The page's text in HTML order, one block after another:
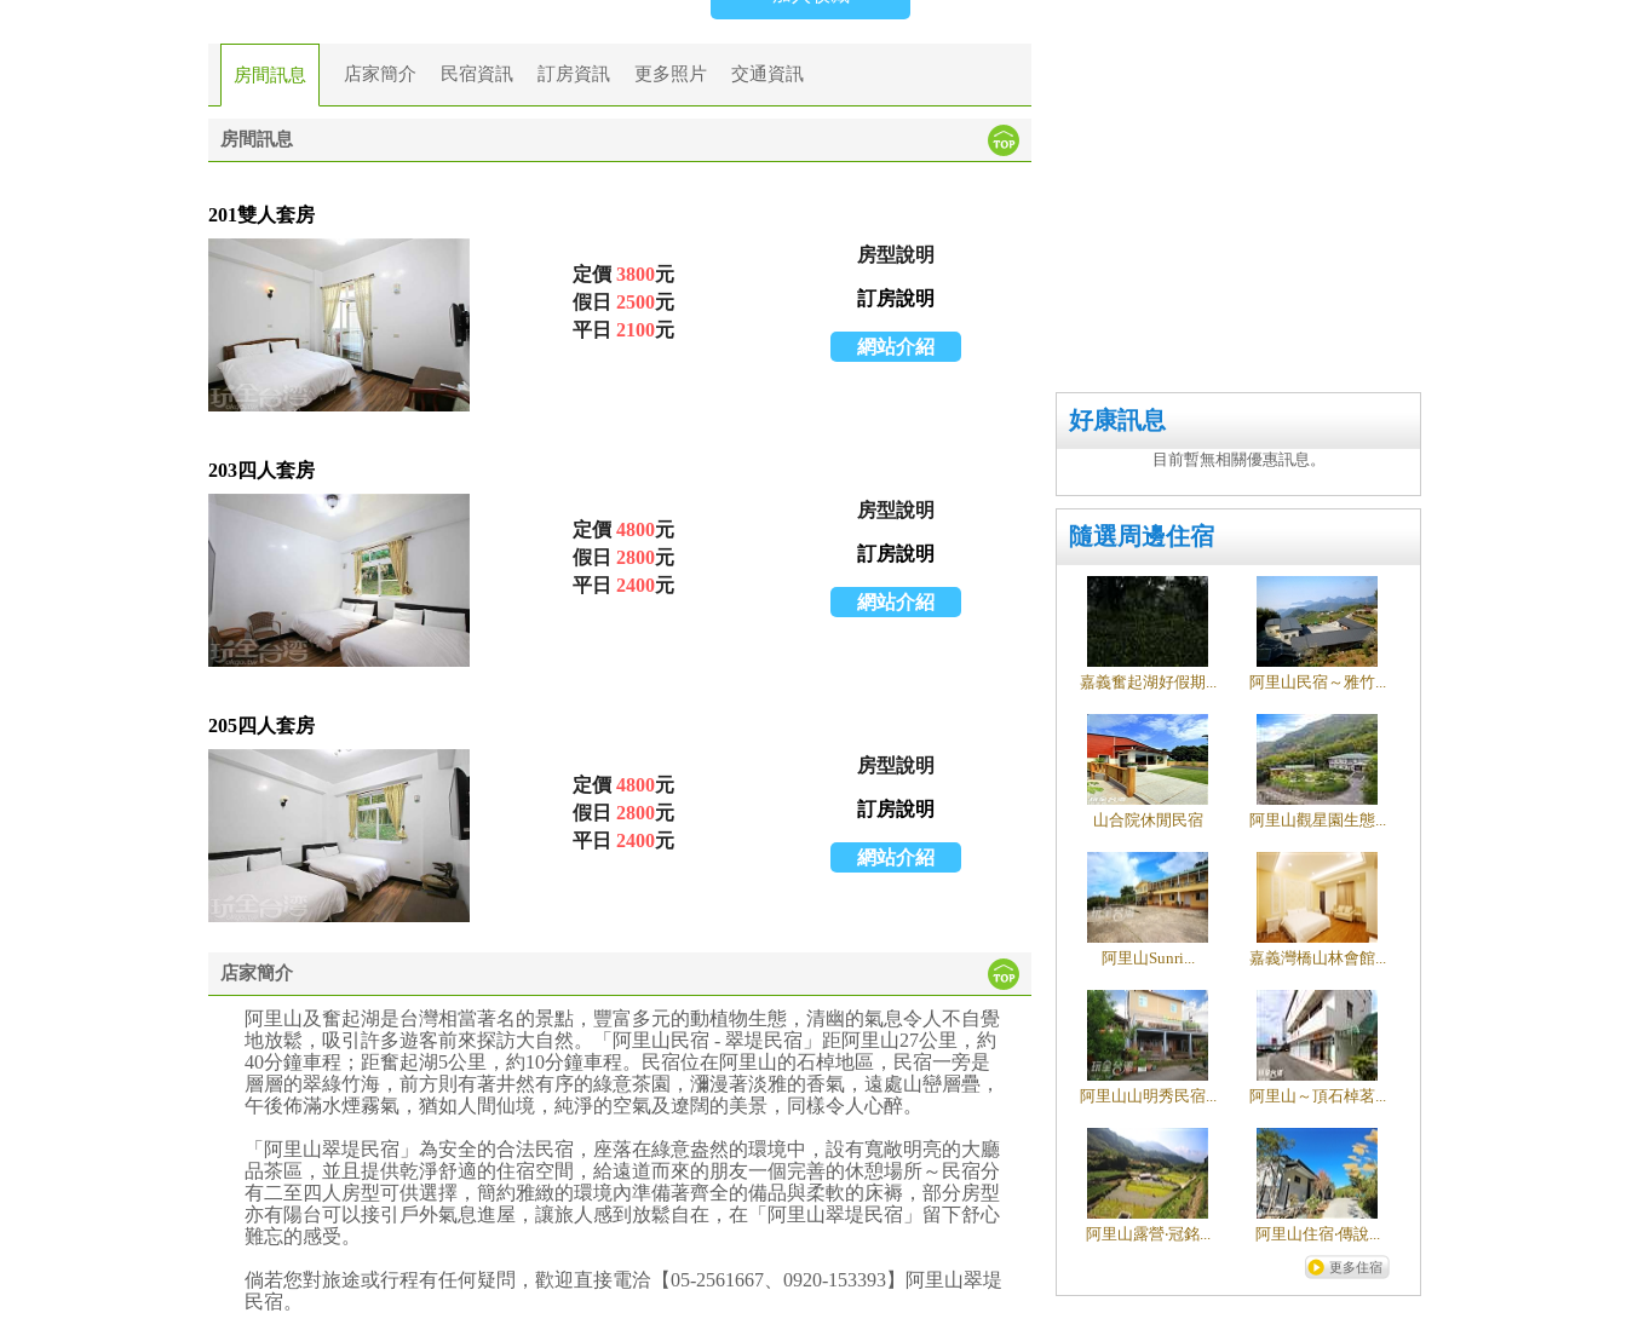
好康訊息
目前暫無相關優惠訊息。
隨選周邊住宿
嘉義奮起湖好假期... 阿里山民宿～雅竹...
山合院休閒民宿 阿里山觀星園生態...
阿里山Sunri... 嘉義灣橋山林會館...
阿里山山明秀民宿... 阿里山～頂石棹茗...
阿里山露營‧冠銘... 阿里山住宿‧傳說...
更多住宿
房間訊息 店家簡介 民宿資訊 訂房資訊 更多照片 交通資訊
房間訊息
201雙人套房
定價 3800元
假日 2500元
平日 2100元
房型說明
訂房說明
網站介紹
203四人套房
定價 4800元
假日 2800元
平日 2400元
房型說明
訂房說明
網站介紹
205四人套房
定價 4800元
假日 2800元
平日 2400元
房型說明
訂房說明
網站介紹
店家簡介
阿里山及奮起湖是台灣相當著名的景點，豐富多元的動植物生態，清幽的氣息令人不自覺
地放鬆，吸引許多遊客前來探訪大自然。「阿里山民宿 - 翠堤民宿」距阿里山27公里，約
40分鐘車程；距奮起湖5公里，約10分鐘車程。民宿位在阿里山的石棹地區，民宿一旁是
層層的翠綠竹海，前方則有著井然有序的綠意茶園，瀰漫著淡雅的香氣，遠處山巒層疊，
午後佈滿水煙霧氣，猶如人間仙境，純淨的空氣及遼闊的美景，同樣令人心醉。
「阿里山翠堤民宿」為安全的合法民宿，座落在綠意盎然的環境中，設有寬敞明亮的大廳
品茶區，並且提供乾淨舒適的住宿空間，給遠道而來的朋友一個完善的休憩場所～民宿分
有二至四人房型可供選擇，簡約雅緻的環境內準備著齊全的備品與柔軟的床褥，部分房型
亦有陽台可以接引戶外氣息進屋，讓旅人感到放鬆自在，在「阿里山翠堤民宿」留下舒心
難忘的感受。
倘若您對旅途或行程有任何疑問，歡迎直接電洽【05-2561667、0920-153393】阿里山翠堤
民宿。